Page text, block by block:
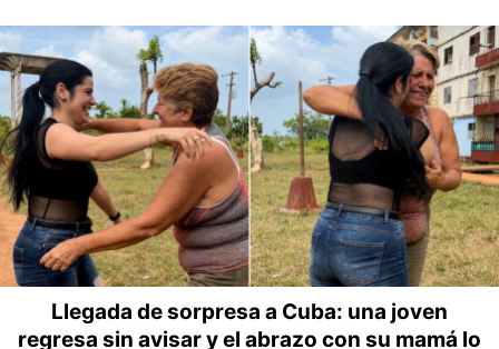
Llegada de sorpresa a Cuba: una joven
regresa sin avisar y el abrazo con su mamá lo